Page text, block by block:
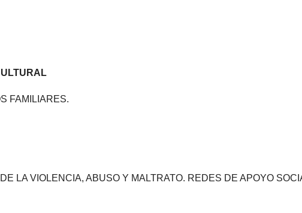
FAMILIARES.
LA VIOLENCIA, ABUSO Y MALTRATO. REDES DE APOYO